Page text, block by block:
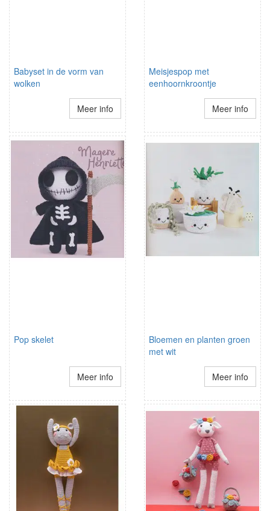
Babyset in de vorm van
wolken
Meer info
Meisjespop met
eenhoornkroontje
Meer info
Pop skelet
Meer info
Bloemen en planten groen
met wit
Meer info